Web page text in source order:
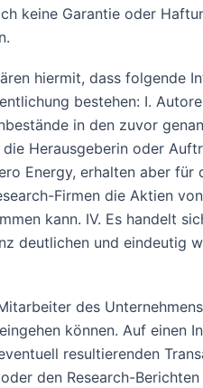
keine Garantie oder
hiermit, dass folgende
bestehen: I.
in den zuvor
Herausgeberin oder
Energy, erhalten aber
Firmen die Aktien
kann. IV. Es handelt
deutlichen und eindeutig
des
können. Auf einen
resultierenden
den Research-